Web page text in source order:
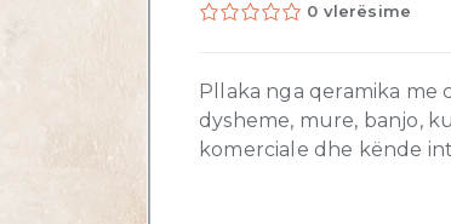
0 vlerësime
Pllaka nga qeramika me
dysheme, mure, banjo,
komerciale dhe kënde